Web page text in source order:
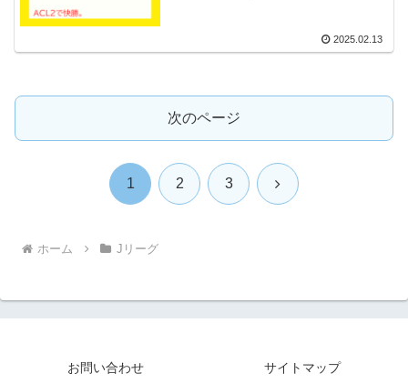
2025.02.13
次のページ
1 2 3 次
ホーム Jリーグ
お問い合わせ サイトマップ